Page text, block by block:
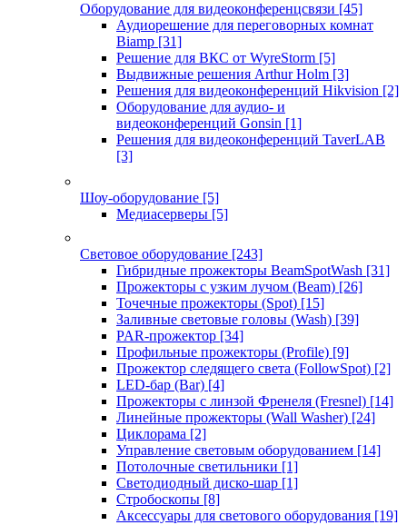
Оборудование для видеоконференцсвязи [45]
Аудиорешение для переговорных комнат
Biamp [31]
Решение для ВКС от WyreStorm [5]
Выдвижные решения Arthur Holm [3]
Решения для видеоконференций Hikvision [2]
Оборудование для аудио- и
видеоконференций Gonsin [1]
Решения для видеоконференций TaverLAB
[3]
Шоу-оборудование [5]
Медиасерверы [5]
Световое оборудование [243]
Гибридные прожекторы BeamSpotWash [31]
Прожекторы с узким лучом (Beam) [26]
Точечные прожекторы (Spot) [15]
Заливные световые головы (Wash) [39]
PAR-прожектор [34]
Профильные прожекторы (Profile) [9]
Прожектор следящего света (FollowSpot) [2]
LED-бар (Bar) [4]
Прожекторы с линзой Френеля (Fresnel) [14]
Линейные прожекторы (Wall Washer) [24]
Циклорама [2]
Управление световым оборудованием [14]
Потолочные светильники [1]
Светодиодный диско-шар [1]
Стробоскопы [8]
Аксессуары для светового оборудования [19]